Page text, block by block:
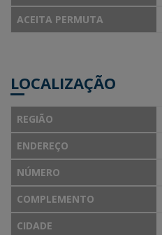
ACEITA PERMUTA
LOCALIZAÇÃO
REGIÃO
ENDEREÇO
NÚMERO
COMPLEMENTO
CIDADE